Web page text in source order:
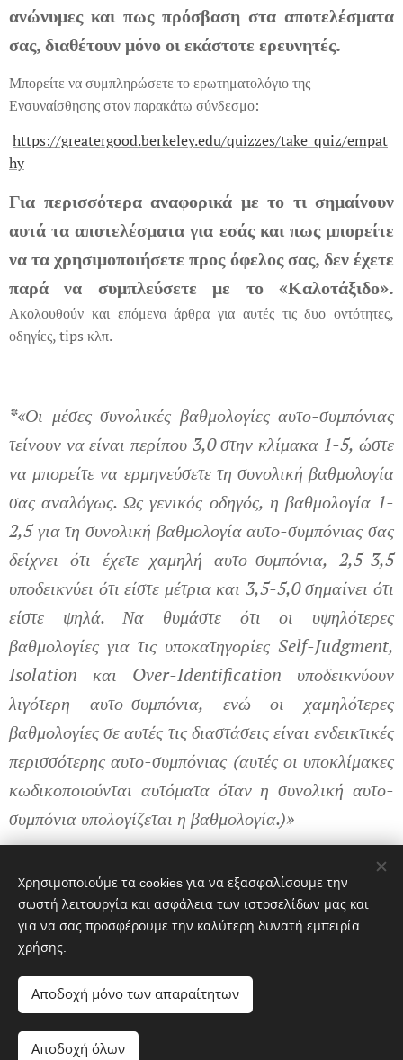
ανώνυμες και πως πρόσβαση στα αποτελέσματα
σας, διαθέτουν μόνο οι εκάστοτε ερευνητές.
Μπορείτε να συμπληρώσετε το ερωτηματολόγιο της
Ενσυναίσθησης στον παρακάτω σύνδεσμο:
https://greatergood.berkeley.edu/quizzes/take_quiz/empat
hy
Για περισσότερα αναφορικά με το τι σημαίνουν
αυτά τα αποτελέσματα για εσάς και πως μπορείτε
να τα χρησιμοποιήσετε προς όφελος σας, δεν έχετε
παρά να συμπλεύσετε με το «Καλοτάξιδο».
Ακολουθούν και επόμενα άρθρα για αυτές τις δυο οντότητες,
οδηγίες, tips κλπ.
*«Οι μέσες συνολικές βαθμολογίες αυτο-συμπόνιας
τείνουν να είναι περίπου 3,0 στην κλίμακα 1-5, ώστε
να μπορείτε να ερμηνεύσετε τη συνολική βαθμολογία
σας αναλόγως. Ως γενικός οδηγός, η βαθμολογία 1-
2,5 για τη συνολική βαθμολογία αυτο-συμπόνιας σας
δείχνει ότι έχετε χαμηλή αυτο-συμπόνια, 2,5-3,5
υποδεικνύει ότι είστε μέτρια και 3,5-5,0 σημαίνει ότι
είστε ψηλά. Να θυμάστε ότι οι υψηλότερες
βαθμολογίες για τις υποκατηγορίες Self-Judgment,
Isolation και Over-Identification υποδεικνύουν
λιγότερη αυτο-συμπόνια, ενώ οι χαμηλότερες
βαθμολογίες σε αυτές τις διαστάσεις είναι ενδεικτικές
περισσότερης αυτο-συμπόνιας (αυτές οι υποκλίμακες
κωδικοποιούνται αυτόματα όταν η συνολική αυτο-
συμπόνια υπολογίζεται η βαθμολογία.)»
Share
Katerina Moschou,
Χρησιμοποιούμε τα cookies για να εξασφαλίσουμε την
σωστή λειτουργία και ασφάλεια των ιστοσελίδων μας και
για να σας προσφέρουμε την καλύτερη δυνατή εμπειρία
χρήσης.
Αποδοχή μόνο των απαραίτητων
Αποδοχή όλων